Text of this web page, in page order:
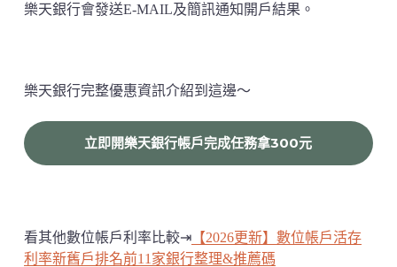
樂天銀行會發送E-MAIL及簡訊通知開戶結果。
樂天銀行完整優惠資訊介紹到這邊～
立即開樂天銀行帳戶完成任務拿300元
看其他數位帳戶利率比較⇥【2026更新】數位帳戶活存
利率新舊戶排名前11家銀行整理&推薦碼